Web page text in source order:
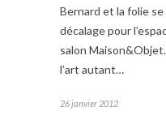
Bernard et la folie
décalage pour
salon
l’art autant…
26 janvier 2012